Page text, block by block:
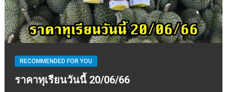
RECOMMENDED FOR YOU
ราคาทุเรียนวันนี้ 20/06/66